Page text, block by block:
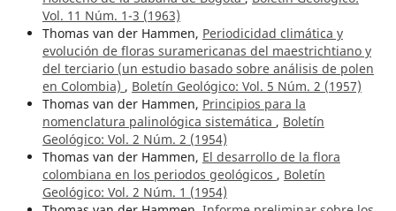
Vol. 11 Núm. 1-3 (1963)
Thomas van der Hammen, Periodicidad climática y
evolución de floras suramericanas del maestrichtiano y
del terciario (un estudio basado sobre análisis de polen
en Colombia) , Boletín Geológico: Vol. 5 Núm. 2 (1957)
Thomas van der Hammen, Principios para la
nomenclatura palinológica sistemática , Boletín
Geológico: Vol. 2 Núm. 2 (1954)
Thomas van der Hammen, El desarrollo de la flora
colombiana en los periodos geológicos , Boletín
Geológico: Vol. 2 Núm. 1 (1954)